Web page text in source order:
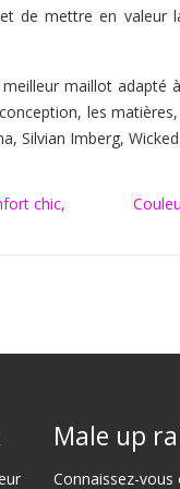
de mettre en
maillot
les
Silvian Imberg,
chic,
Male up
Connaissez-